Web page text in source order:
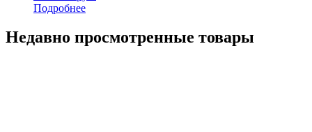
Подробнее
Недавно просмотренные товары